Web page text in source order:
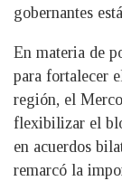
gobernantes
En materia de
para fortalecer
región, el
flexibilizar el
en acuerdos
remarcó la